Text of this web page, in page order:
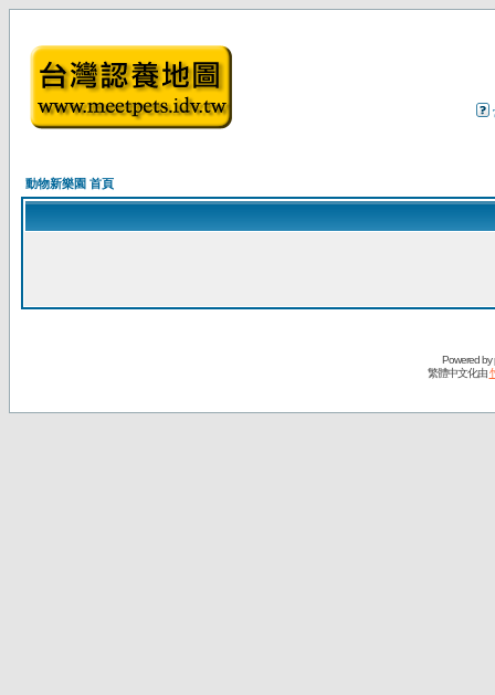
動物新樂園 首頁
Powered by
繁體中文化由